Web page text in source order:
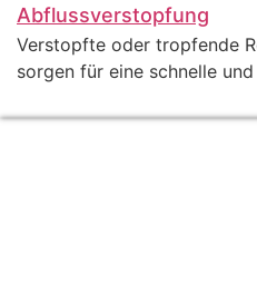
Abflussverstopfung
Verstopfte oder tropfende
sorgen für eine schnelle